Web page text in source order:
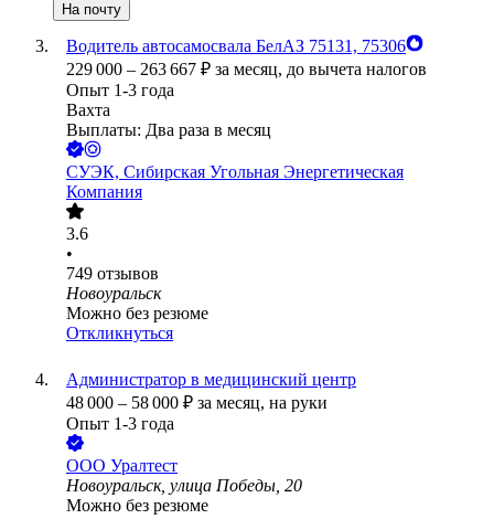
На почту
Водитель автосамосвала БелАЗ 75131, 75306
229 000 – 263 667 ₽ за месяц, до вычета налогов
Опыт 1-3 года
Вахта
Выплаты: Два раза в месяц
СУЭК, Сибирская Угольная Энергетическая
Компания
3.6
•
749 отзывов
Новоуральск
Можно без резюме
Откликнуться
Администратор в медицинский центр
48 000 – 58 000 ₽ за месяц, на руки
Опыт 1-3 года
ООО Уралтест
Новоуральск, улица Победы, 20
Можно без резюме